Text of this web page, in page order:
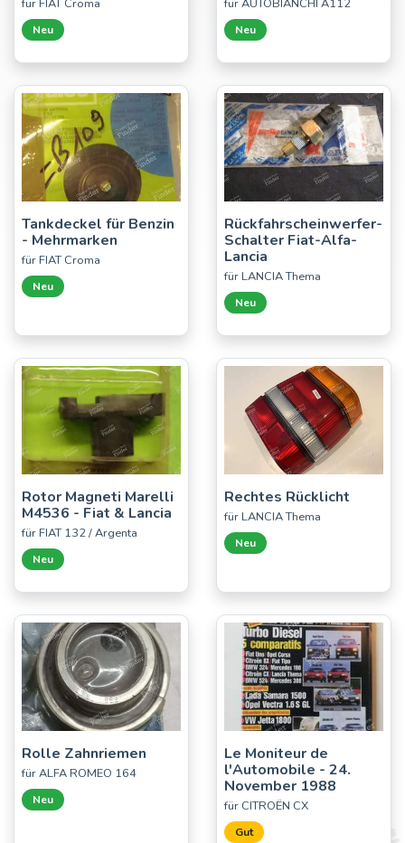
für FIAT Croma
Neu
für AUTOBIANCHI A112
Neu
Tankdeckel für Benzin
- Mehrmarken
für FIAT Croma
Neu
Rückfahrscheinwerfer-
Schalter Fiat-Alfa-
Lancia
für LANCIA Thema
Neu
Rotor Magneti Marelli
M4536 - Fiat & Lancia
für FIAT 132 / Argenta
Neu
Rechtes Rücklicht
für LANCIA Thema
Neu
Rolle Zahnriemen
für ALFA ROMEO 164
Neu
Le Moniteur de
l'Automobile - 24.
November 1988
für CITROËN CX
Gut